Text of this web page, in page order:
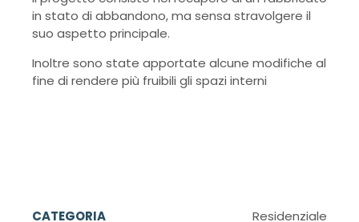
in stato di abbandono, ma sensa stravolgere il
suo aspetto principale.
Inoltre sono state apportate alcune modifiche al
fine di rendere più fruibili gli spazi interni
CATEGORIA Residenziale